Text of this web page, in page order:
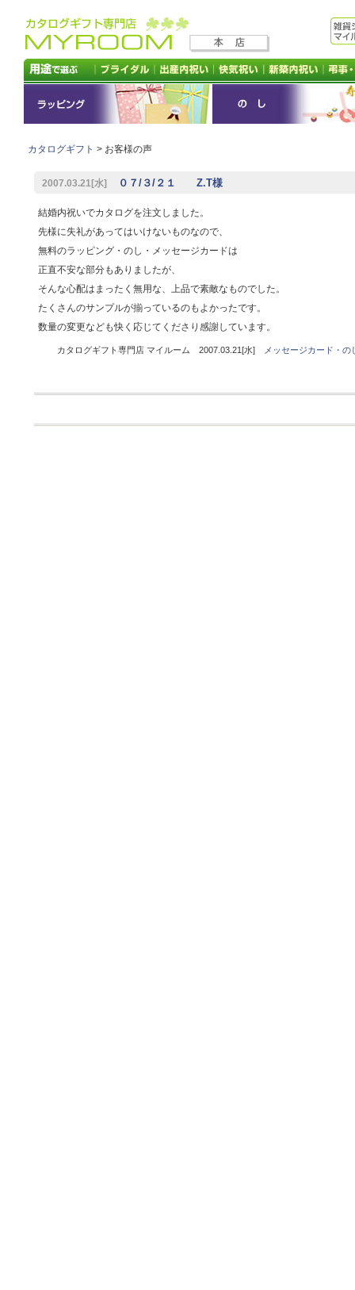
カタログギフト > お客様の声
2007.03.21[水] ０７/３/２１ Z.T様
結婚内祝いでカタログを注文しました。
先様に失礼があってはいけないものなので、
無料のラッピング・のし・メッセージカードは
正直不安な部分もありましたが、
そんな心配はまったく無用な、上品で素敵なものでした。
たくさんのサンプルが揃っているのもよかったです。
数量の変更なども快く応じてくださり感謝しています。
カタログギフト専門店 マイルーム 2007.03.21[水] メッセージカード・